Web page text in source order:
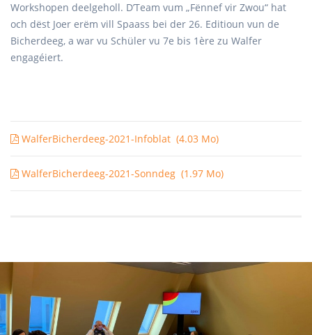
Workshopen deelgeholl. D’Team vum „Fënnef vir Zwou“ hat
och dëst Joer erëm vill Spaass bei der 26. Editioun vun de
Bicherdeeg, a war vu Schüler vu 7e bis 1ère zu Walfer
engagéiert.
WalferBicherdeeg-2021-Infoblat (4.03 Mo)
WalferBicherdeeg-2021-Sonndeg (1.97 Mo)